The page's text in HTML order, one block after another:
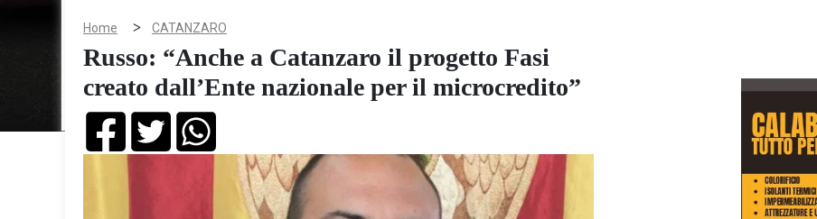
Home > CATANZARO
Russo: “Anche a Catanzaro il progetto Fasi
creato dall’Ente nazionale per il microcredito”